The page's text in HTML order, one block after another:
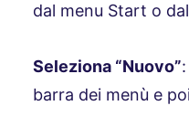
dal menu Start o
Seleziona “Nuovo”
barra dei menù e